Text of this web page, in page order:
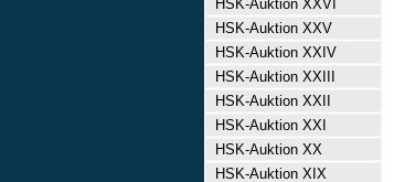
HSK-Auktion XXVI
HSK-Auktion XXV
HSK-Auktion XXIV
HSK-Auktion XXIII
HSK-Auktion XXII
HSK-Auktion XXI
HSK-Auktion XX
HSK-Auktion XIX